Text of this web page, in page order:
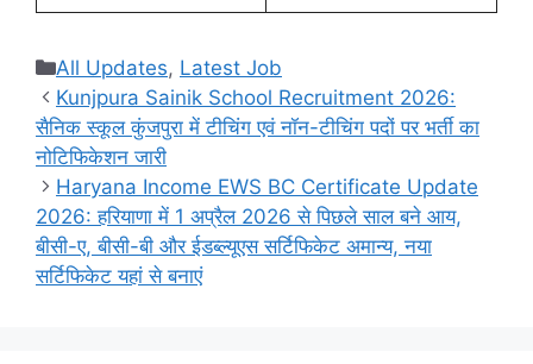
Categories
All Updates, Latest Job
Kunjpura Sainik School Recruitment 2026:
सैनिक स्कूल कुंजपुरा में टीचिंग एवं नॉन-टीचिंग पदों पर भर्ती का
नोटिफिकेशन जारी
Haryana Income EWS BC Certificate Update
2026: हरियाणा में 1 अप्रैल 2026 से पिछले साल बने आय,
बीसी-ए, बीसी-बी और ईडब्ल्यूएस सर्टिफिकेट अमान्य, नया
सर्टिफिकेट यहां से बनाएं